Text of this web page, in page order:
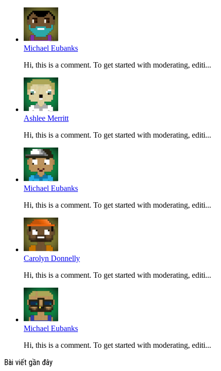
Michael Eubanks
Hi, this is a comment. To get started with moderating, editi...
Ashlee Merritt
Hi, this is a comment. To get started with moderating, editi...
Michael Eubanks
Hi, this is a comment. To get started with moderating, editi...
Carolyn Donnelly
Hi, this is a comment. To get started with moderating, editi...
Michael Eubanks
Hi, this is a comment. To get started with moderating, editi...
Bài viết gần đây